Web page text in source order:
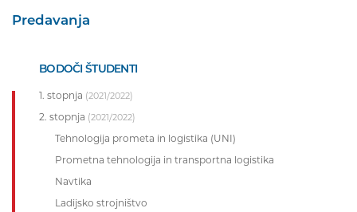
Predavanja
BODOČI ŠTUDENTI
1. stopnja (2021/2022)
2. stopnja (2021/2022)
Tehnologija prometa in logistika (UNI)
Prometna tehnologija in transportna logistika
Navtika
Ladijsko strojništvo